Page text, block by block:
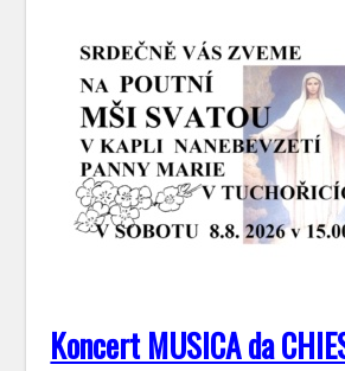
Koncert MUSICA da